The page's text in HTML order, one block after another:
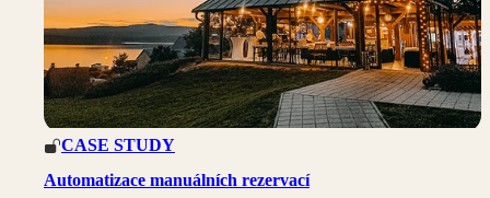
CASE STUDY
Automatizace manuálních rezervací